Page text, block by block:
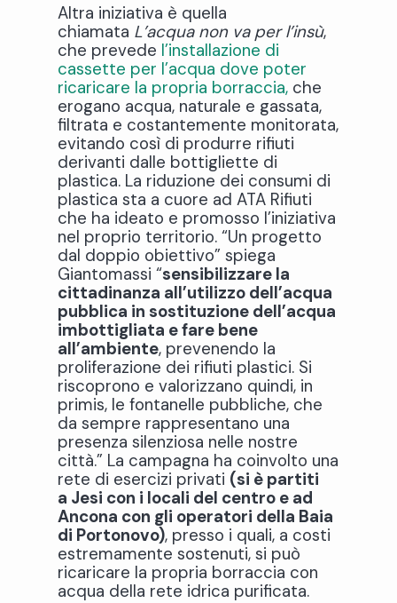
Altra iniziativa è quella
chiamata L’acqua non va per l’insù,
che prevede l’installazione di
cassette per l’acqua dove poter
ricaricare la propria borraccia, che
erogano acqua, naturale e gassata,
filtrata e costantemente monitorata,
evitando così di produrre rifiuti
derivanti dalle bottigliette di
plastica. La riduzione dei consumi di
plastica sta a cuore ad ATA Rifiuti
che ha ideato e promosso l’iniziativa
nel proprio territorio. “Un progetto
dal doppio obiettivo” spiega
Giantomassi “sensibilizzare la
cittadinanza all’utilizzo dell’acqua
pubblica in sostituzione dell’acqua
imbottigliata e fare bene
all’ambiente, prevenendo la
proliferazione dei rifiuti plastici. Si
riscoprono e valorizzano quindi, in
primis, le fontanelle pubbliche, che
da sempre rappresentano una
presenza silenziosa nelle nostre
città.” La campagna ha coinvolto una
rete di esercizi privati (si è partiti
a Jesi con i locali del centro e ad
Ancona con gli operatori della Baia
di Portonovo), presso i quali, a costi
estremamente sostenuti, si può
ricaricare la propria borraccia con
acqua della rete idrica purificata.